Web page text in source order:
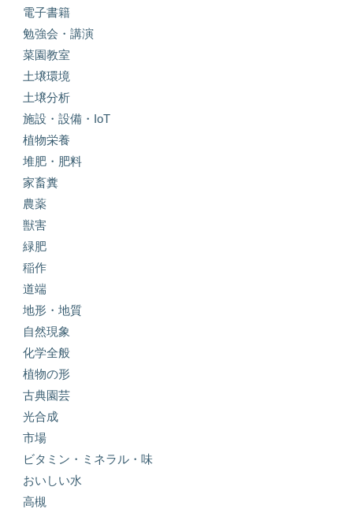
電子書籍
勉強会・講演
菜園教室
土壌環境
土壌分析
施設・設備・IoT
植物栄養
堆肥・肥料
家畜糞
農薬
獣害
緑肥
稲作
道端
地形・地質
自然現象
化学全般
植物の形
古典園芸
光合成
市場
ビタミン・ミネラル・味
おいしい水
高槻